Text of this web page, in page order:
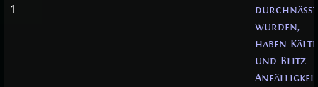
1
durchnässt
wurden,
haben
und Blitz-